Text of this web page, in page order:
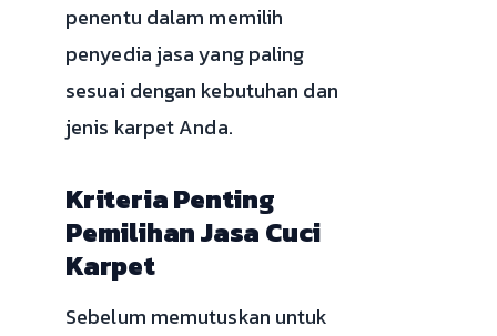
penentu dalam memilih
penyedia jasa yang paling
sesuai dengan kebutuhan dan
jenis karpet Anda.
Kriteria Penting
Pemilihan Jasa Cuci
Karpet
Sebelum memutuskan untuk